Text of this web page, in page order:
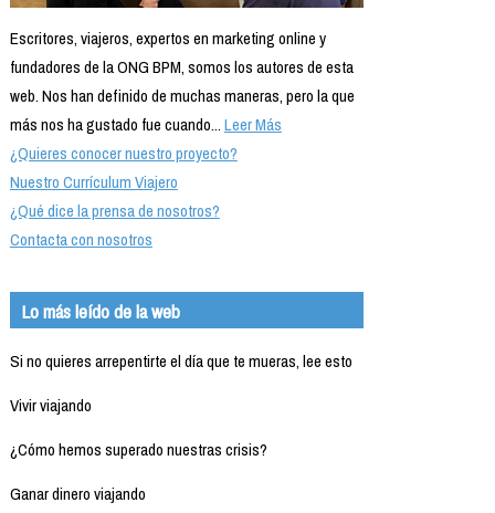
Escritores, viajeros, expertos en marketing online y
fundadores de la ONG BPM, somos los autores de esta
web. Nos han definido de muchas maneras, pero la que
más nos ha gustado fue cuando...Leer Más
¿Quieres conocer nuestro proyecto?
Nuestro Currículum Viajero
¿Qué dice la prensa de nosotros?
Contacta con nosotros
Lo más leído de la web
Si no quieres arrepentirte el día que te mueras, lee esto
Vivir viajando
¿Cómo hemos superado nuestras crisis?
Ganar dinero viajando